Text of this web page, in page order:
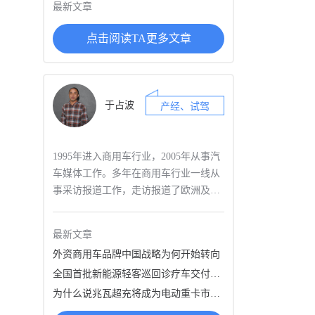
最新文章
点击阅读TA更多文章
于占波 产经、试驾
1995年进入商用车行业，2005年从事汽
车媒体工作。多年在商用车行业一线从
事采访报道工作，走访报道了欧洲及国
行业影响力的产经报道稿件；业内最早
从事商用车实况道路试驾的记者，拥有
专业驾照，对近年来国内外发布的多款
新车进行了试驾评测，关注商用汽车行
业前沿技术；长期跟踪国内外商用车行
最新文章
外资商用车品牌中国战略为何开始转向
全国首批新能源轻客巡回诊疗车交付：远程超级VAN再度引领行业
为什么说兆瓦超充将成为电动重卡市场增长新动能